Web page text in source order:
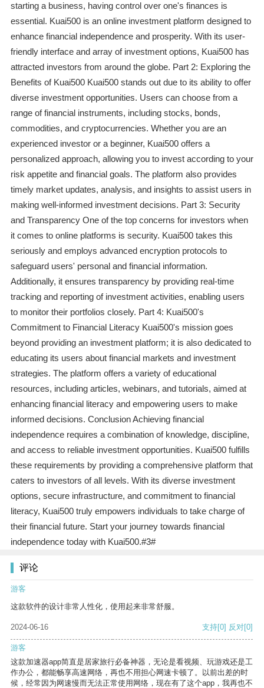
starting a business, having control over one's finances is
essential. Kuai500 is an online investment platform designed to
enhance financial independence and prosperity. With its user-
friendly interface and array of investment options, Kuai500 has
attracted investors from around the globe. Part 2: Exploring the
Benefits of Kuai500 Kuai500 stands out due to its ability to offer
diverse investment opportunities. Users can choose from a
range of financial instruments, including stocks, bonds,
commodities, and cryptocurrencies. Whether you are an
experienced investor or a beginner, Kuai500 offers a
personalized approach, allowing you to invest according to your
risk appetite and financial goals. The platform also provides
timely market updates, analysis, and insights to assist users in
making well-informed investment decisions. Part 3: Security
and Transparency One of the top concerns for investors when
it comes to online platforms is security. Kuai500 takes this
seriously and employs advanced encryption protocols to
safeguard users' personal and financial information.
Additionally, it ensures transparency by providing real-time
tracking and reporting of investment activities, enabling users
to monitor their portfolios closely. Part 4: Kuai500's
Commitment to Financial Literacy Kuai500's mission goes
beyond providing an investment platform; it is also dedicated to
educating its users about financial markets and investment
strategies. The platform offers a variety of educational
resources, including articles, webinars, and tutorials, aimed at
enhancing financial literacy and empowering users to make
informed decisions. Conclusion Achieving financial
independence requires a combination of knowledge, discipline,
and access to reliable investment opportunities. Kuai500 fulfills
these requirements by providing a comprehensive platform that
caters to investors of all levels. With its diverse investment
options, secure infrastructure, and commitment to financial
literacy, Kuai500 truly empowers individuals to take charge of
their financial future. Start your journey towards financial
independence today with Kuai500.#3#
评论
游客
这款软件的设计非常人性化，使用起来非常舒服。
2024-06-16 支持[0] 反对[0]
游客
这款加速器app简直是居家旅行必备神器，无论是看视频、玩游戏还是工
作办公，都能畅享高速网络，再也不用担心网速卡顿了。以前出差的时
候，经常因为网速慢而无法正常使用网络，现在有了这个app，我再也不